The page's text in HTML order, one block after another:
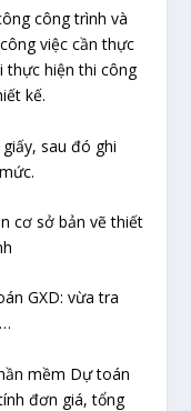
công trình và
việc cần thực
thực hiện thi công
kế.
sau đó ghi
cơ sở bản vẽ thiết
GXD: vừa tra
mềm Dự toán
đơn giá, tổng